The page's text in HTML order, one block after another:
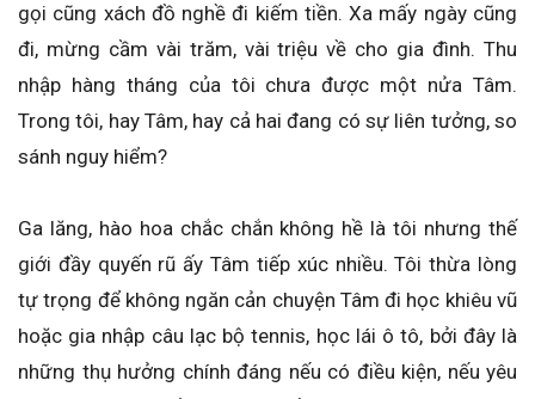
gọi cũng xách đồ nghề đi kiếm tiền. Xa mấy ngày cũng
đi, mừng cầm vài trăm, vài triệu về cho gia đình. Thu
nhập hàng tháng của tôi chưa được một nửa Tâm.
Trong tôi, hay Tâm, hay cả hai đang có sự liên tưởng, so
sánh nguy hiểm?
Ga lăng, hào hoa chắc chắn không hề là tôi nhưng thế
giới đầy quyến rũ ấy Tâm tiếp xúc nhiều. Tôi thừa lòng
tự trọng để không ngăn cản chuyện Tâm đi học khiêu vũ
hoặc gia nhập câu lạc bộ tennis, học lái ô tô, bởi đây là
những thụ hưởng chính đáng nếu có điều kiện, nếu yêu